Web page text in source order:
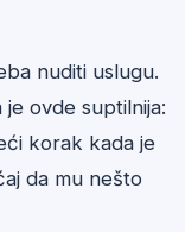
nuditi uslugu.
ovde suptilnija:
korak kada je
da mu nešto